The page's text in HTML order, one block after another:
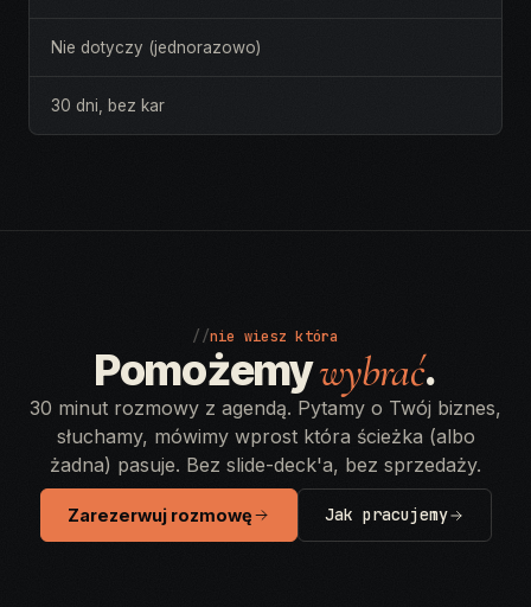
Nie dotyczy (jednorazowo)
30 dni, bez kar
//nie wiesz która
Pomożemywybrać.
30 minut rozmowy z agendą. Pytamy o Twój biznes,
słuchamy, mówimy wprost która ścieżka (albo
żadna) pasuje. Bez slide-deck'a, bez sprzedaży.
Zarezerwuj rozmowę Jak pracujemy